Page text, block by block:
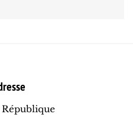
République